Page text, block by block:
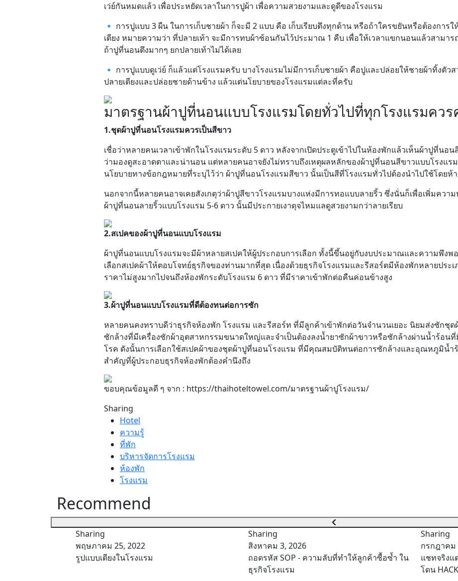
เว่ย์กันหมดแล้ว เพื่อประหยัดเวลาในการปูผ้า เพื่อความสวยงามและดูดีของโรงแรม
🔹 การปูแบบ 3 ผืน ในการเก็บชายผ้า ก็จะมี 2 แบบ คือ เก็บเรียบตึงทุกด้าน หรือถ้าใครขยันหรือต้องการ
เตียง หมายความว่า ที่ปลายเท้า จะมีการทบผ้าซ้อนกันไว้ประมาณ 1 คืบ เพื่อให้เวลาแขกนอนแล้วสามาร
ถ้าปูที่นอนตึงมากๆ ยกปลายเท้าไม่ได้เลย
🔹 การปูแบบดูเว่ย์ ก็แล้วแต่โรงแรมครับ บางโรงแรมไม่มีการเก็บชายผ้า คือปูและปล่อยให้ชายผ้าทิ้งตัวส
ปลายเตียงและปล่อยชายด้านข้าง แล้วแต่นโยบายของโรงแรมแต่ละที่ครับ
มาตรฐานผ้าปูที่นอนแบบโรงแรมโดยทั่วไปที่ทุกโรงแรมควร
1.ชุดผ้าปูที่นอนโรงแรมควรเป็นสีขาว
เชื่อว่าหลายคนเวลาเข้าพักในโรงแรมระดับ 5 ดาว หลังจากเปิดประตูเข้าไปในห้องพักแล้วเห็นผ้าปูที่นอ
ว่ามองดูสะอาดตาและน่านอน แต่หลายคนอาจยังไม่ทราบถึงเหตุผลหลักของผ้าปูที่นอนสีขาวแบบโรงแร
นโยบายทางข้อกฎหมายที่ระบุไว้ว่า ผ้าปูที่นอนโรงแรมสีขาว นั้นเป็นสีที่โรงแรมทั่วไปต้องนำไปใช้โดยห้
นอกจากนี้หลายคนอาจเคยสังเกตุว่าผ้าปูสีขาวโรงแรมบางแห่งมีการทอแบบลายริ้ว ซึ่งนั่นก็เพื่อเพิ่มความ
ผ้าปูที่นอนลายริ้วแบบโรงแรม 5-6 ดาว นั้นมีประกายเงาดุจไหมแลดูสวยงามกว่าลายเรียบ
2.สเปคของผ้าปูที่นอนแบบโรงแรม
ผ้าปูที่นอนแบบโรงแรมจะมีผ้าหลายสเปคให้ผู้ประกอบการเลือก ทั้งนี้ขึ้นอยู่กับงบประมาณและความพึงพ
เลือกสเปคผ้าให้ตอบโจทย์ธุรกิจของท่านมากที่สุด เนื่องด้วยธุรกิจโรงแรมและรีสอร์ตมีห้องพักหลายประ
ราคาไม่สูงมากไปจนถึงห้องพักระดับโรงแรม 6 ดาว ที่มีราคาเข้าพักต่อคืนค่อนข้างสูง
3.ผ้าปูที่นอนแบบโรงแรมที่ดีต้องทนต่อการซัก
หลายคนคงทราบดีว่าธุรกิจห้องพัก โรงแรม และรีสอร์ท ที่มีลูกค้าเข้าพักต่อวันจำนวนเยอะ นิยมส่งซักชุ
ซักล้างที่มีเครื่องซักผ้าอุตสาหกรรมขนาดใหญ่และจำเป็นต้องลงน้ำยาซักผ้าขาวหรือซักล้างผ่านน้ำร้อน
โรค ดังนั้นการเลือกใช้สเปคผ้าของชุดผ้าปูที่นอนโรงแรม ที่มีคุณสมบัติทนต่อการซักล้างและอุณหภูมิน้ำ
สำคัญที่ผู้ประกอบธุรกิจห้องพักต้องคำนึงถึง
ขอบคุณข้อมูลดี ๆ จาก : https://thaihoteltowel.com/มาตรฐานผ้าปูโรงแรม/
Sharing
Hotel
ความรู้
ที่พัก
บริหารจัดการโรงแรม
ห้องพัก
โรงแรม
Recommend
Sharing
พฤษภาคม 25, 2022
รูปแบบเตียงในโรงแรม
Sharing
สิงหาคม 3, 2026
ถอดรหัส SOP - ความลับที่ทำให้ลูกค้าซื้อซ้ำ ใน
ธุรกิจโรงแรม
Sharing
กรกฎาคม
แชทจริงแ
โดน